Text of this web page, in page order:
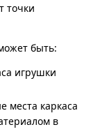
точки
быть:
игрушки
места каркаса
в